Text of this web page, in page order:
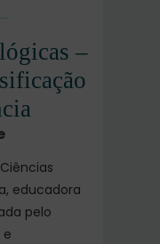
–
educadora
pelo
e